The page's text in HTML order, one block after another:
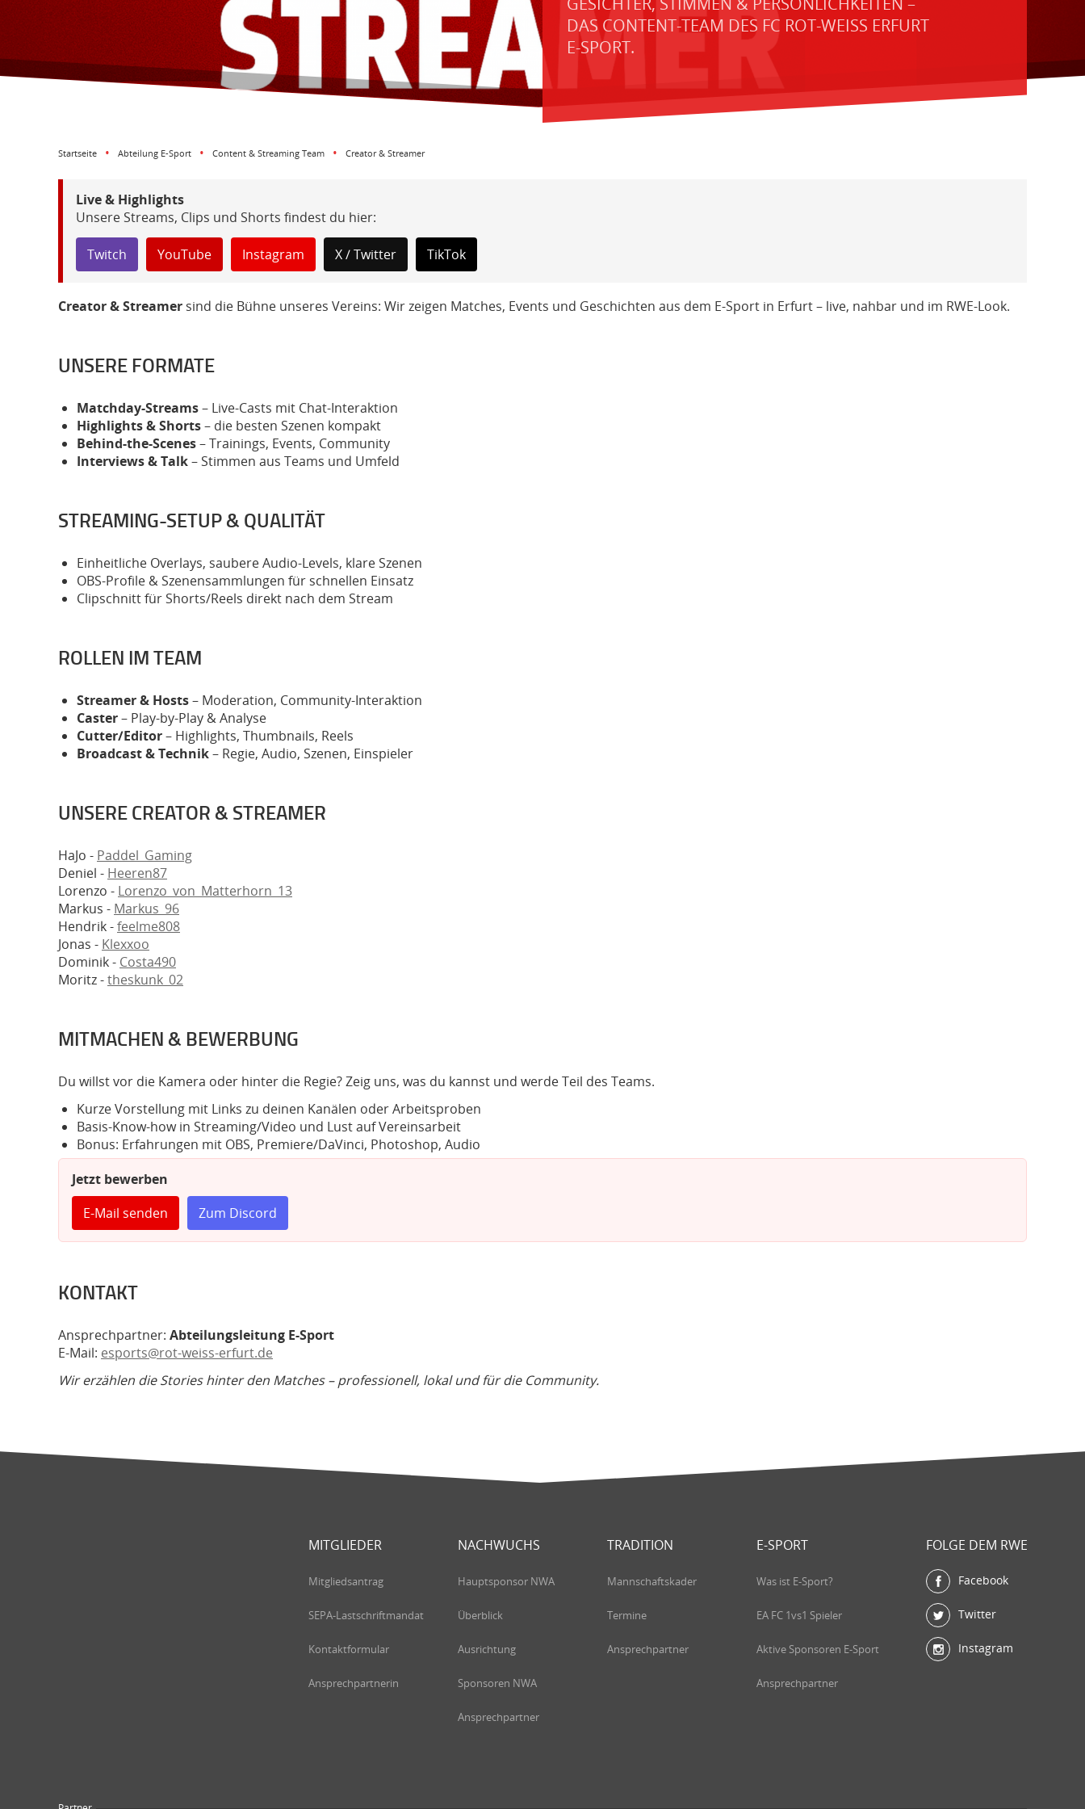
DAS CONTENT-TEAM DES FC ROT-WEISS ERFURT E
-SPORT.
Startseite Abteilung E-Sport Content & Streaming Team Creator & Streamer
Live & Highlights
Unsere Streams, Clips und Shorts findest du hier:
Twitch YouTube Instagram X / Twitter TikTok
Creator & Streamer sind die Bühne unseres Vereins: Wir zeigen Matches, Events und Geschichten aus dem E-Sport in Erfurt – live, nahbar und im RWE-Look.
UNSERE FORMATE
Matchday-Streams– Live-Casts mit Chat-Interaktion
Highlights & Shorts– die besten Szenen kompakt
Behind-the-Scenes– Trainings, Events, Community
Interviews & Talk– Stimmen aus Teams und Umfeld
STREAMING-SETUP & QUALITÄT
Einheitliche Overlays, saubere Audio-Levels, klare Szenen
OBS-Profile & Szenensammlungen für schnellen Einsatz
Clipschnitt für Shorts/Reels direkt nach dem Stream
ROLLEN IM TEAM
Streamer & Hosts– Moderation, Community-Interaktion
Caster– Play-by-Play & Analyse
Cutter/Editor– Highlights, Thumbnails, Reels
Broadcast & Technik– Regie, Audio, Szenen, Einspieler
UNSERE CREATOR & STREAMER
HaJo - Paddel_Gaming
Deniel - Heeren87
Lorenzo - Lorenzo_von_Matterhorn_13
Markus - Markus_96
Hendrik -feelme808
Jonas - Klexxoo
Dominik - Costa490
Moritz -theskunk_02
MITMACHEN & BEWERBUNG
Du willst vor die Kamera oder hinter die Regie? Zeig uns, was du kannst und werde Teil des Teams.
Kurze Vorstellung mit Links zu deinen Kanälen oder Arbeitsproben
Basis-Know-how in Streaming/Video und Lust auf Vereinsarbeit
Bonus: Erfahrungen mit OBS, Premiere/DaVinci, Photoshop, Audio
Jetzt bewerben
E-Mail senden
Zum Discord
KONTAKT
Ansprechpartner: Abteilungsleitung E-Sport
E-Mail: esports@rot-weiss-erfurt.de
Wir erzählen die Stories hinter den Matches – professionell, lokal und für die Community.
MITGLIEDER
Mitgliedsantrag
SEPA-Lastschriftmandat
Kontaktformular
Ansprechpartnerin
NACHWUCHS
Hauptsponsor NWA
Überblick
Ausrichtung
Sponsoren NWA
Ansprechpartner
TRADITION
Mannschaftskader
Termine
Ansprechpartner
E-SPORT
Was ist E-Sport?
EA FC 1vs1 Spieler
Aktive Sponsoren E-Sport
Ansprechpartner
FOLGE DEM RWE
Facebook
Twitter
Instagram